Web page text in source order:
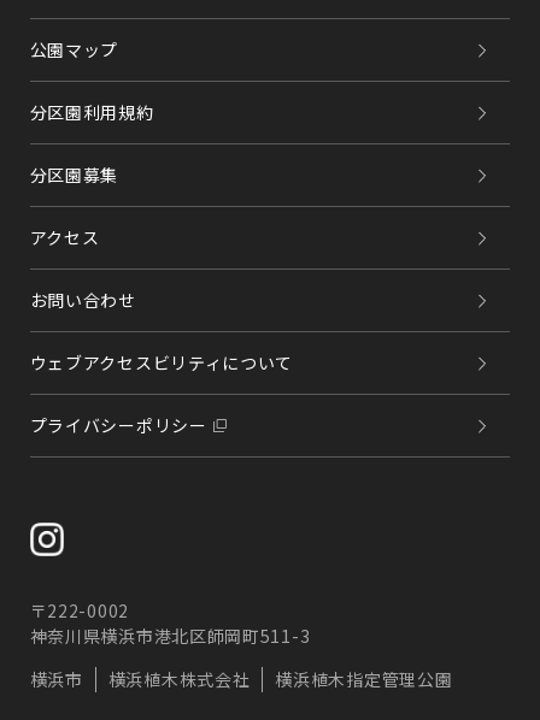
公園マップ
分区園利用規約
分区園募集
アクセス
お問い合わせ
ウェブアクセスビリティについて
プライバシーポリシー
〒222-0002
神奈川県横浜市港北区師岡町511-3
横浜市
横浜植木株式会社 横浜植木指定管理公園